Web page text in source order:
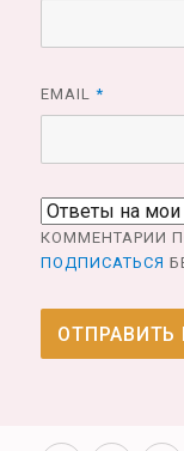
EMAIL*
КОММЕНТАРИИ
ПОДПИСАТЬСЯ